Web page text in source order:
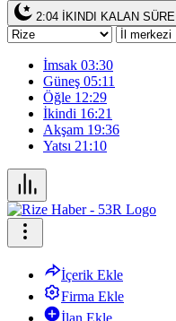
2:04 İKINDI KALAN SÜRE
İmsak 03:30
Güneş 05:11
Öğle 12:29
İkindi 16:21
Akşam 19:36
Yatsı 21:10
İçerik Ekle
Firma Ekle
İlan Ekle